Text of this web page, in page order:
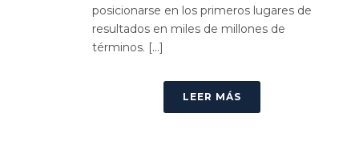
posicionarse en los primeros lugares de
resultados en miles de millones de
términos. [...]
LEER MÁS